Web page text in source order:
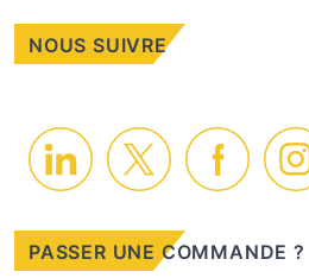
NOUS SUIVRE
PASSER UNE COMMANDE ?